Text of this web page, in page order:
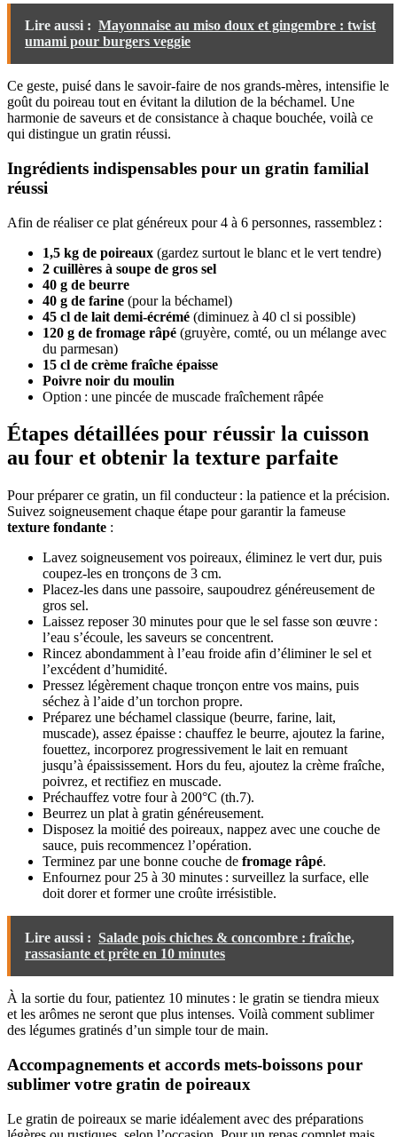
Lire aussi : Mayonnaise au miso doux et gingembre : twist
umami pour burgers veggie
Ce geste, puisé dans le savoir-faire de nos grands-mères, intensifie le
goût du poireau tout en évitant la dilution de la béchamel. Une
harmonie de saveurs et de consistance à chaque bouchée, voilà ce
qui distingue un gratin réussi.
Ingrédients indispensables pour un gratin familial
réussi
Afin de réaliser ce plat généreux pour 4 à 6 personnes, rassemblez :
1,5 kg de poireaux (gardez surtout le blanc et le vert tendre)
2 cuillères à soupe de gros sel
40 g de beurre
40 g de farine (pour la béchamel)
45 cl de lait demi-écrémé (diminuez à 40 cl si possible)
120 g de fromage râpé (gruyère, comté, ou un mélange avec
du parmesan)
15 cl de crème fraîche épaisse
Poivre noir du moulin
Option : une pincée de muscade fraîchement râpée
Étapes détaillées pour réussir la cuisson
au four et obtenir la texture parfaite
Pour préparer ce gratin, un fil conducteur : la patience et la précision.
Suivez soigneusement chaque étape pour garantir la fameuse
texture fondante :
Lavez soigneusement vos poireaux, éliminez le vert dur, puis
coupez-les en tronçons de 3 cm.
Placez-les dans une passoire, saupoudrez généreusement de
gros sel.
Laissez reposer 30 minutes pour que le sel fasse son œuvre :
l’eau s’écoule, les saveurs se concentrent.
Rincez abondamment à l’eau froide afin d’éliminer le sel et
l’excédent d’humidité.
Pressez légèrement chaque tronçon entre vos mains, puis
séchez à l’aide d’un torchon propre.
Préparez une béchamel classique (beurre, farine, lait,
muscade), assez épaisse : chauffez le beurre, ajoutez la farine,
fouettez, incorporez progressivement le lait en remuant
jusqu’à épaississement. Hors du feu, ajoutez la crème fraîche,
poivrez, et rectifiez en muscade.
Préchauffez votre four à 200°C (th.7).
Beurrez un plat à gratin généreusement.
Disposez la moitié des poireaux, nappez avec une couche de
sauce, puis recommencez l’opération.
Terminez par une bonne couche de fromage râpé.
Enfournez pour 25 à 30 minutes : surveillez la surface, elle
doit dorer et former une croûte irrésistible.
Lire aussi : Salade pois chiches & concombre : fraîche,
rassasiante et prête en 10 minutes
À la sortie du four, patientez 10 minutes : le gratin se tiendra mieux
et les arômes ne seront que plus intenses. Voilà comment sublimer
des légumes gratinés d’un simple tour de main.
Accompagnements et accords mets-boissons pour
sublimer votre gratin de poireaux
Le gratin de poireaux se marie idéalement avec des préparations